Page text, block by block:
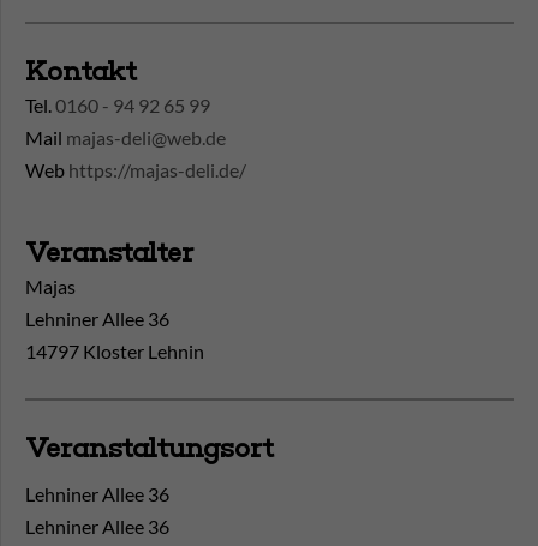
Kontakt
Tel.0160 - 94 92 65 99
Mail majas-deli@web.de
Web https://majas-deli.de/
Veranstalter
Majas
Lehniner Allee 36
14797 Kloster Lehnin
Veranstaltungsort
Lehniner Allee 36
Lehniner Allee 36